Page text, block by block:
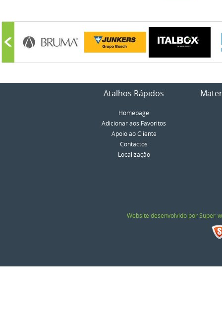
Atalhos Rápidos
Homepage
Adicionar aos Favoritos
Apoio ao Cliente
Contactos
Localização
Website desenvolvido por Super-